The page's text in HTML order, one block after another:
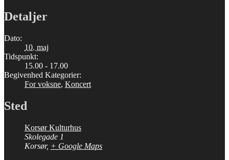
Detaljer
Dato:
10. maj
Tidspunkt:
15.00 - 17.00
Begivenhed Kategorier:
For voksne, Koncert
Sted
Korsør Kulturhus
Skolegade 1
Korsør, + Google Maps